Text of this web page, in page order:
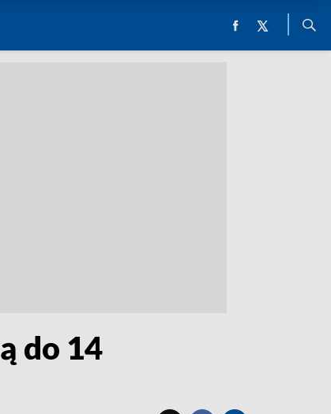
do 14